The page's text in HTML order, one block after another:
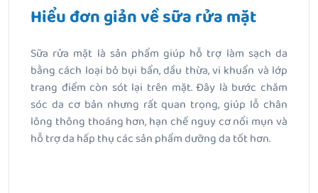
Hiểu đơn giản về sữa rửa mặt
Sữa rửa mặt là sản phẩm giúp hỗ trợ làm sạch da
bằng cách loại bỏ bụi bẩn, dầu thừa, vi khuẩn và lớp
trang điểm còn sót lại trên mặt. Đây là bước chăm
sóc da cơ bản nhưng rất quan trọng, giúp lỗ chân
lông thông thoáng hơn, hạn chế nguy cơ nổi mụn và
hỗ trợ da hấp thụ các sản phẩm dưỡng da tốt hơn.